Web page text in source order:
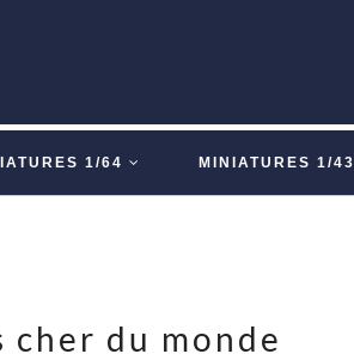
1/64 MINIATURES 1/43
du monde